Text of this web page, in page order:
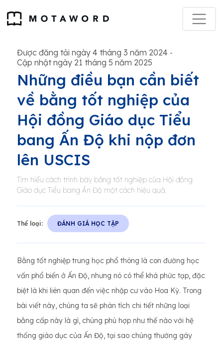
Được đăng tải ngày 4 tháng 3 năm 2024 -
Cập nhật ngày 21 tháng 5 năm 2025
Những điều bạn cần biết
về bằng tốt nghiệp của
Hội đồng Giáo dục Tiểu
bang Ấn Độ khi nộp đơn
lên USCIS
Tìm hiểu cách trình bày bằng tốt nghiệp của Hội đồng
Giáo dục Tiểu bang Ấn Độ một cách hiệu quả.
Thể loại: ĐÁNH GIÁ HỌC TẬP
Bằng tốt nghiệp trung học phổ thông là con đường học
vấn phổ biến ở Ấn Độ, nhưng nó có thể khá phức tạp, đặc
biệt là khi liên quan đến việc nhập cư vào Hoa Kỳ. Trong
bài viết này, chúng ta sẽ phân tích chi tiết những loại
bằng cấp này là gì, chúng phù hợp như thế nào với hệ
thống giáo dục của Ấn Độ, tại sao chúng thường gây